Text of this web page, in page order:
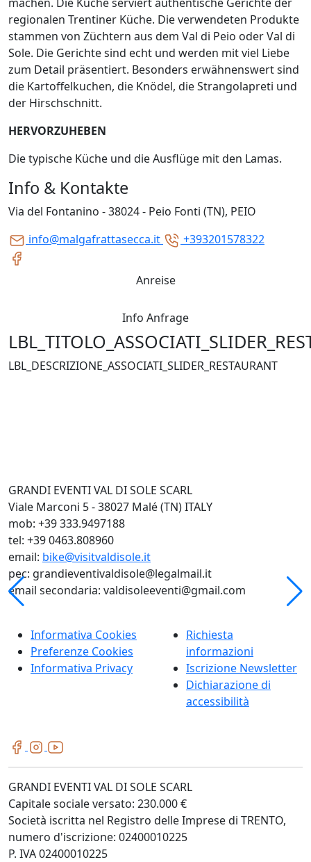
Info & Kontakte
Via del Fontanino - 38024 - Peio Fonti (TN), PEIO
info@malgafrattasecca.it
+393201578322
Anreise
Info Anfrage
regionalen Trentiner Küche. Die verwendeten Produkte
stammen von Züchtern aus dem Val di Peio oder Val di
Sole. Die Gerichte sind echt und werden mit viel Liebe
zum Detail präsentiert. Besonders erwähnenswert sind
die Kartoffelkuchen, die Knödel, die Strangolapreti und
der Hirschschnitt.
HERVORZUHEBEN
Die typische Küche und die Ausflüge mit den Lamas.
LBL_DESCRIZIONE_ASSOCIATI_SLIDER_RESTAURANT
GRANDI EVENTI VAL DI SOLE SCARL
Viale Marconi 5 - 38027 Malé (TN) ITALY
mob: +39 333.9497188
tel: +39 0463.808960
email: bike@visitvaldisole.it
pec: grandieventivaldisole@legalmail.it
email secondaria: valdisoleeventi@gmail.com
Informativa Cookies
Preferenze Cookies
Informativa Privacy
Richiesta
informazioni
Iscrizione Newsletter
Dichiarazione di
accessibilità
GRANDI EVENTI VAL DI SOLE SCARL
Capitale sociale versato: 230.000 €
Società iscritta nel Registro delle Imprese di TRENTO,
numero d'iscrizione: 02400010225
P. IVA 02400010225